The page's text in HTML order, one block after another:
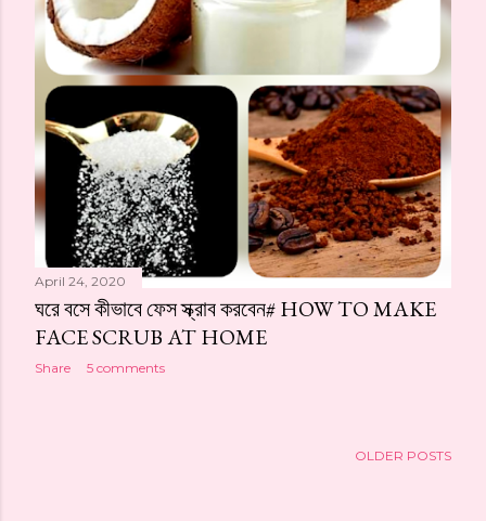
April 24, 2020
ঘরে বসে কীভাবে ফেস স্ক্রাব করবেন# HOW TO MAKE
FACE SCRUB AT HOME
Share 5 comments
OLDER POSTS